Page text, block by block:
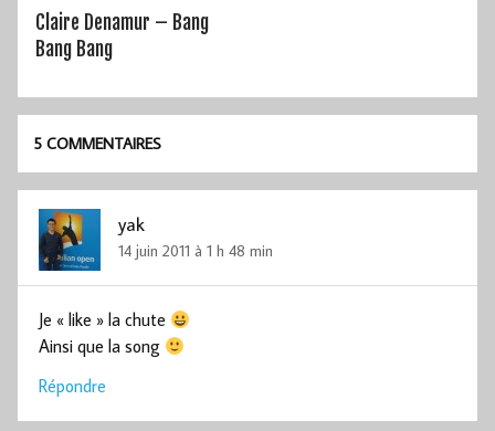
Claire Denamur – Bang
Bang Bang
5 COMMENTAIRES
yak
14 juin 2011 à 1 h 48 min
Je « like » la chute
Ainsi que la song
Répondre